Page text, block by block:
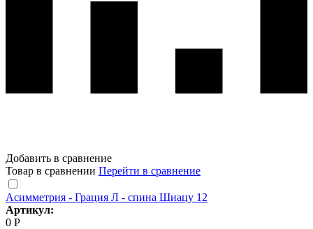
Добавить в сравнение
Товар в сравнении Перейти в сравнение
Асимметрия - Грация Л - спина Шиацу 12
Артикул:
0 Р